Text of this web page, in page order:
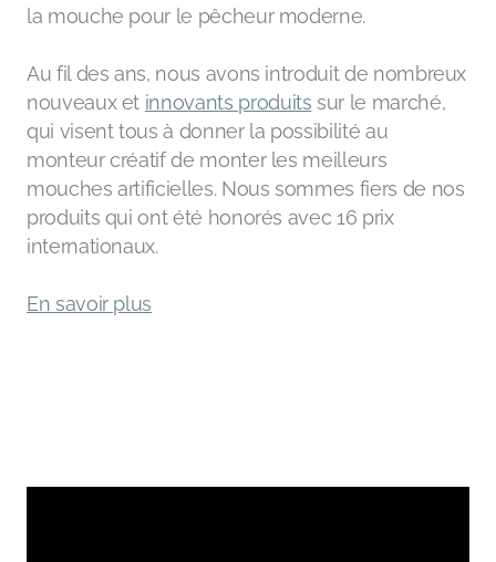
la mouche pour le pêcheur moderne.
Au fil des ans, nous avons introduit de nombreux
nouveaux et innovants produits sur le marché,
qui visent tous à donner la possibilité au
monteur créatif de monter les meilleurs
mouches artificielles. Nous sommes fiers de nos
produits qui ont été honorés avec 16 prix
internationaux.
En savoir plus